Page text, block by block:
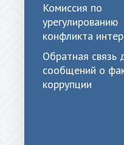
Комиссия по
урегулированию
конфликта
Обратная связь
сообщений о
коррупции